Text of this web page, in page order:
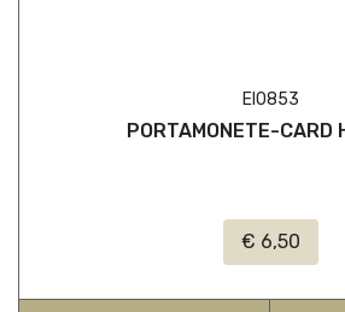
EI0853
PORTAMONETE-CARD
€ 6,50